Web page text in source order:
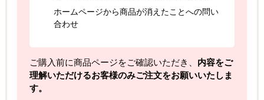
ホームページから商品が消えたことへの問い
合わせ
ご購入前に商品ページをご確認いただき、 内容をご
理解いただけるお客様のみご注文をお願いいたしま
す。